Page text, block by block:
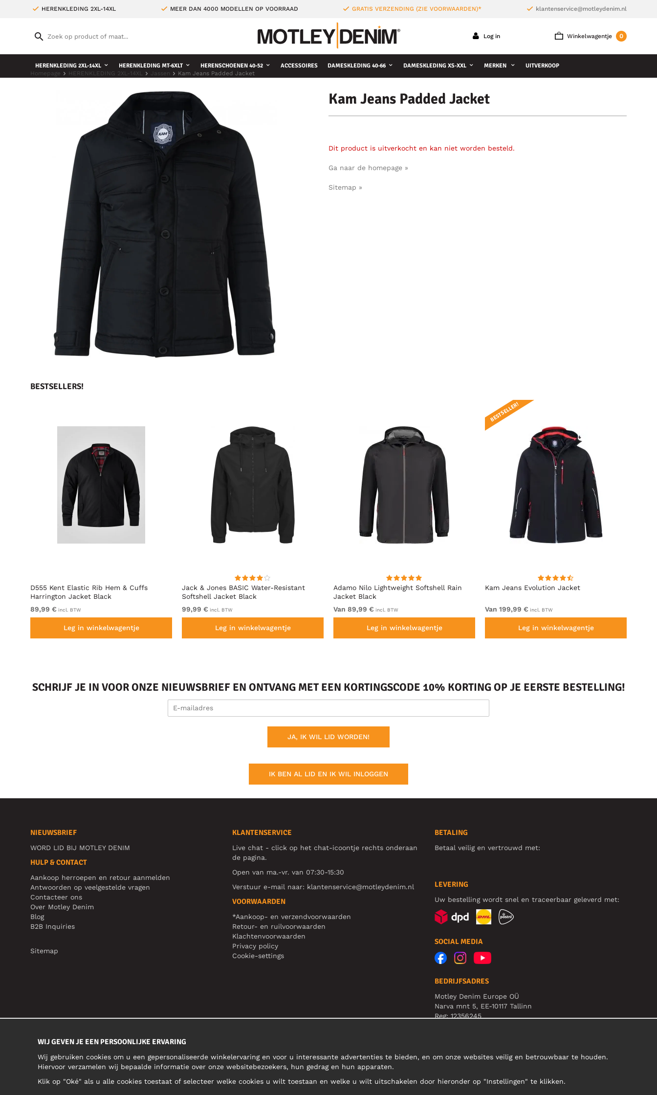
HERENKLEDING 2XL-14XL MEER DAN 4000 MODELLEN OP VOORRAAD GRATIS VERZENDING (ZIE VOORWAARDEN)* klantenservice@motleydenim.nl
Winkelwagentje 0
Log in
HERENKLEDING 2XL-14XL HERENKLEDING MT-6XLT HERENSCHOENEN 40-52 ACCESSOIRES DAMESKLEDING 40-66 DAMESKLEDING XS-XXL MERKEN UITVERKOOP
Homepage HERENKLEDING 2XL-14XL Jassen Kam Jeans Padded Jacket
Kam Jeans Padded Jacket
Dit product is uitverkocht en kan niet worden besteld.
Ga naar de homepage »
Sitemap »
BESTSELLERS!
D555 Kent Elastic Rib Hem & Cuffs
Harrington Jacket Black
89,99 € incl. BTW
Leg in winkelwagentje
Jack & Jones BASIC Water-Resistant
Softshell Jacket Black
99,99 € incl. BTW
Leg in winkelwagentje
Adamo Nilo Lightweight Softshell Rain
Jacket Black
Van 89,99 € incl. BTW
Leg in winkelwagentje
Kam Jeans Evolution Jacket
BESTSELLER!
Van 199,99 € incl. BTW
Leg in winkelwagentje
SCHRIJF JE IN VOOR ONZE NIEUWSBRIEF EN ONTVANG MET EEN KORTINGSCODE 10% KORTING OP JE EERSTE BESTELLING!
JA, IK WIL LID WORDEN!
IK BEN AL LID EN IK WIL INLOGGEN
NIEUWSBRIEF
WORD LID BIJ MOTLEY DENIM
HULP & CONTACT
Aankoop herroepen en retour aanmelden
Antwoorden op veelgestelde vragen
Contacteer ons
Over Motley Denim
Blog
B2B Inquiries
Sitemap
KLANTENSERVICE
Live chat - click op het chat-icoontje rechts onderaan
de pagina.
Open van ma.-vr. van 07:30-15:30
Verstuur e-mail naar: klantenservice@motleydenim.nl
VOORWAARDEN
*Aankoop- en verzendvoorwaarden
Retour- en ruilvoorwaarden
Klachtenvoorwaarden
Privacy policy
Cookie-settings
BETALING
Betaal veilig en vertrouwd met:
LEVERING
Uw bestelling wordt snel en traceerbaar geleverd met:
SOCIAL MEDIA
BEDRIJFSADRES
Motley Denim Europe OÜ
Narva mnt 5, EE-10117 Tallinn
Reg: 12356245
WIJ GEVEN JE EEN PERSOONLIJKE ERVARING
Wij gebruiken cookies om u een gepersonaliseerde winkelervaring en voor u interessante advertenties te bieden, en om onze websites veilig en betrouwbaar te houden.
Hiervoor verzamelen wij bepaalde informatie over onze websitebezoekers, hun gedrag en hun apparaten.
Klik op "Oké" als u alle cookies toestaat of selecteer welke cookies u wilt toestaan en welke u wilt uitschakelen door hieronder op "Instellingen" te klikken.